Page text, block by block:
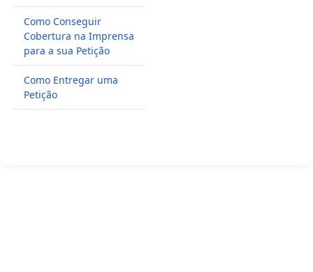
Como Conseguir
Cobertura na Imprensa
para a sua Petição
Como Entregar uma
Petição